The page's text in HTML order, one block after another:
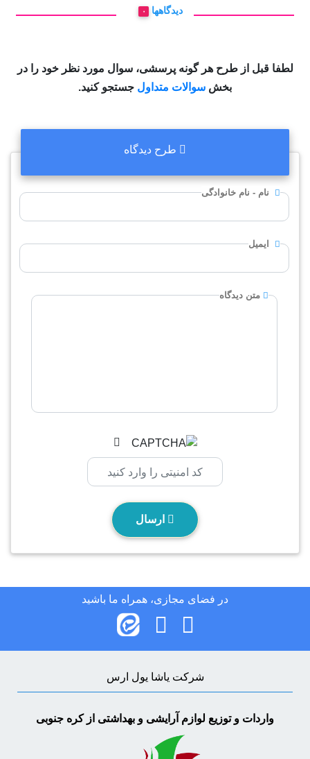
دیدگاهها ۰
لطفا قبل از طرح هر گونه پرسشی، سوال مورد نظر خود را در
بخش سوالات متداول جستجو کنید.
طرح دیدگاه
نام - نام خانوادگی
ایمیل
متن دیدگاه
ارسال
در فضای مجازی، همراه ما باشید
شرکت یاشا یول ارس
واردات و توزیع لوازم آرایشی و بهداشتی از کره جنوبی